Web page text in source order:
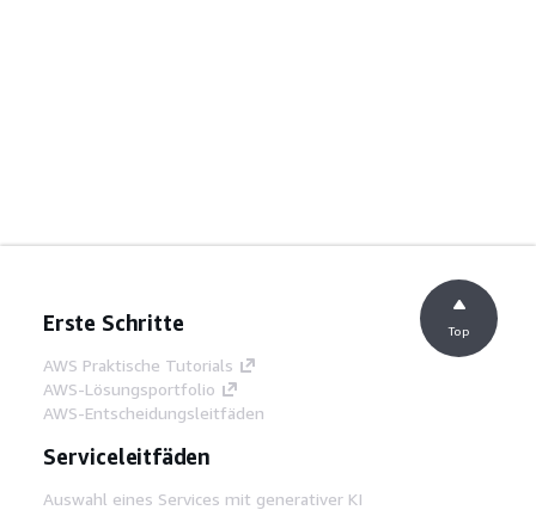
Erste Schritte
AWS Praktische Tutorials
AWS-Lösungsportfolio
AWS-Entscheidungsleitfäden
Serviceleitfäden
Auswahl eines Services mit generativer KI
Top